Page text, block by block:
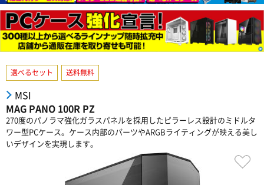
選べるセット 送料無料
MSI
MAG PANO 100R PZ
270度のパノラマ強化ガラスパネルを採用したピラーレス設計のミドルタ
ワー型PCケース。ケース内部のパーツやARGBライティングが映える美し
いデザインを実現します。